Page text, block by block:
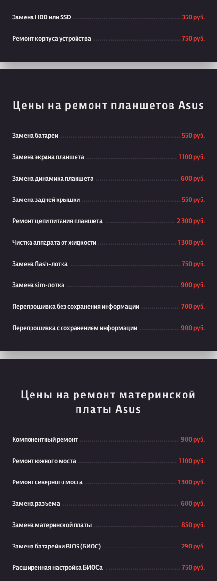
Замена HDD или SSD 350 руб.
Ремонт корпуса устройства 750 руб.
Цены на ремонт планшетов Asus
Замена батареи 550 руб.
Замена экрана планшета 1 100 руб.
Замена динамика планшета 600 руб.
Замена задней крышки 550 руб.
Ремонт цепи питания планшета 2 300 руб.
Чистка аппарата от жидкости 1 300 руб.
Замена flash-лотка 750 руб.
Замена sim-лотка 900 руб.
Перепрошивка без сохранения информации 700 руб.
Перепрошивка с сохранением информации 900 руб.
Цены на ремонт материнской
платы Asus
Компонентный ремонт 900 руб.
Ремонт южного моста 1 100 руб.
Ремонт северного моста 1 300 руб.
Замена разъема 600 руб.
Замена материнской платы 850 руб.
Замена батарейки BIOS (БИОС) 290 руб.
Расширенная настройка БИОСа 750 руб.